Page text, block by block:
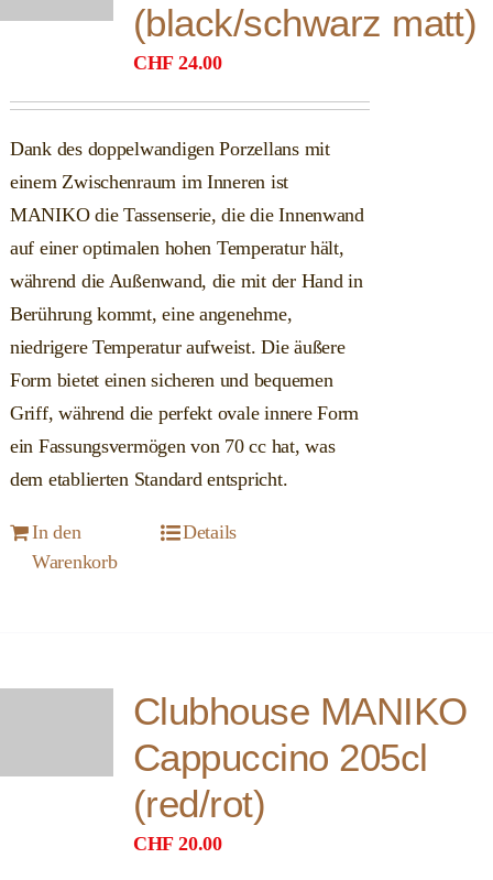
(black/schwarz matt)
CHF 24.00
Dank des doppelwandigen Porzellans mit
einem Zwischenraum im Inneren ist
MANIKO die Tassenserie, die die Innenwand
auf einer optimalen hohen Temperatur hält,
während die Außenwand, die mit der Hand in
Berührung kommt, eine angenehme,
niedrigere Temperatur aufweist. Die äußere
Form bietet einen sicheren und bequemen
Griff, während die perfekt ovale innere Form
ein Fassungsvermögen von 70 cc hat, was
dem etablierten Standard entspricht.
In den
Warenkorb
Details
Clubhouse MANIKO
Cappuccino 205cl
(red/rot)
CHF 20.00